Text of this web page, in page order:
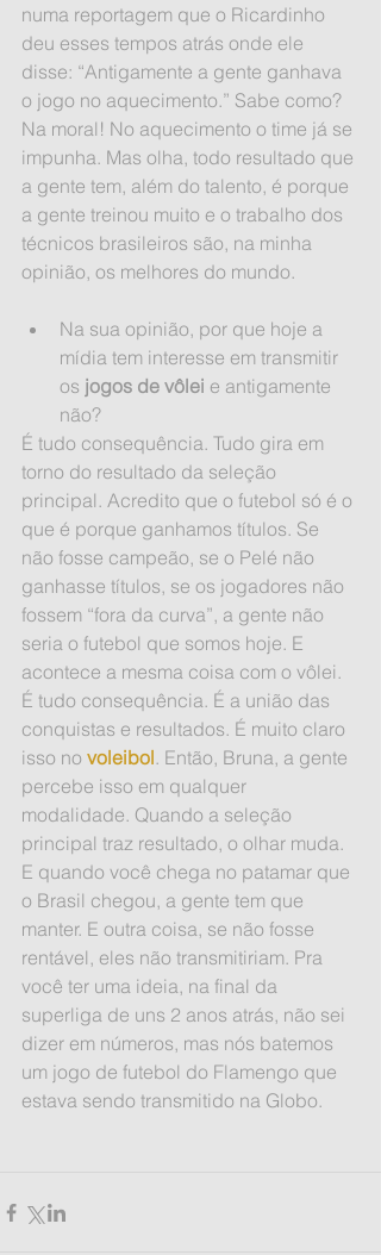
numa reportagem que o Ricardinho
deu esses tempos atrás onde ele
disse: “Antigamente a gente ganhava
o jogo no aquecimento.” Sabe como?
Na moral! No aquecimento o time já se
impunha. Mas olha, todo resultado que
a gente tem, além do talento, é porque
a gente treinou muito e o trabalho dos
técnicos brasileiros são, na minha
opinião, os melhores do mundo.
Na sua opinião, por que hoje a
mídia tem interesse em transmitir
os jogos de vôlei e antigamente
não?
É tudo consequência. Tudo gira em
torno do resultado da seleção
principal. Acredito que o futebol só é o
que é porque ganhamos títulos. Se
não fosse campeão, se o Pelé não
ganhasse títulos, se os jogadores não
fossem “fora da curva”, a gente não
seria o futebol que somos hoje. E
acontece a mesma coisa com o vôlei.
É tudo consequência. É a união das
conquistas e resultados. É muito claro
isso no voleibol. Então, Bruna, a gente
percebe isso em qualquer
modalidade. Quando a seleção
principal traz resultado, o olhar muda.
E quando você chega no patamar que
o Brasil chegou, a gente tem que
manter. E outra coisa, se não fosse
rentável, eles não transmitiriam. Pra
você ter uma ideia, na final da
superliga de uns 2 anos atrás, não sei
dizer em números, mas nós batemos
um jogo de futebol do Flamengo que
estava sendo transmitido na Globo.